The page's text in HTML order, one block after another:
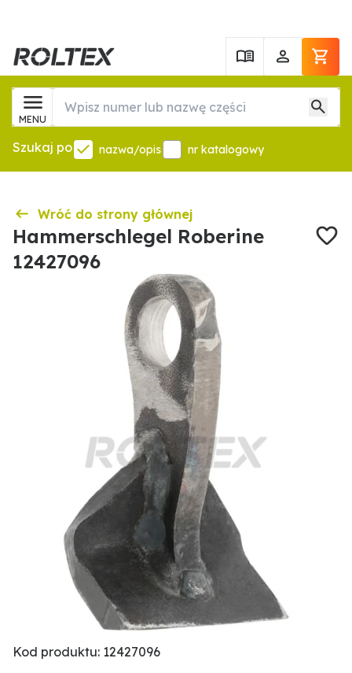
MENU
Szukaj po nazwa/opis nr katalogowy
Wróć do strony głównej
Hammerschlegel Roberine
12427096
Kod produktu: 12427096